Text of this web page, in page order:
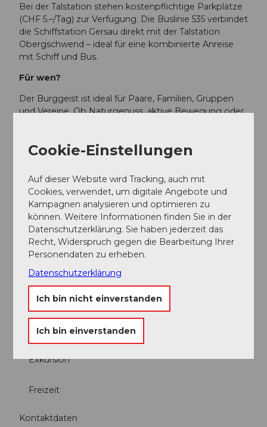
Bei der Talstation stehen kostenpflichtige Parkplätze
(CHF 5.–/Tag) zur Verfügung. Die Buslinie 535 verbindet
die Schiffstation Gersau direkt mit der Talstation
Obergschwend – ideal für eine kombinierte Anreise
mit Schiff und Bus.
Für wen?
Der Burggeist ist ideal für Paare, Familien, Gruppen
und Vereine. Ob Naturgenuss, aktive Bewegung oder
ihre Kosten.
Gut zu wissen
Wichtige Mitteilung
Bahn und Restaurant infolge Revision vom 16.11.2026
bis 03.12.2026 geschlossen. Informationen zu den
Öffnungszeiten des Berggasthauses finden Sie
Kategorien
Exkursion
Freizeit
Kontaktdaten
Cookie-Einstellungen
Auf dieser Website wird Tracking, auch mit
Cookies, verwendet, um digitale Angebote und
Kampagnen analysieren und optimieren zu
können. Weitere Informationen finden Sie in der
Datenschutzerklärung. Sie haben jederzeit das
Recht, Widerspruch gegen die Bearbeitung Ihrer
Personendaten zu erheben.
Datenschutzerklärung
Ich bin nicht einverstanden
Ich bin einverstanden